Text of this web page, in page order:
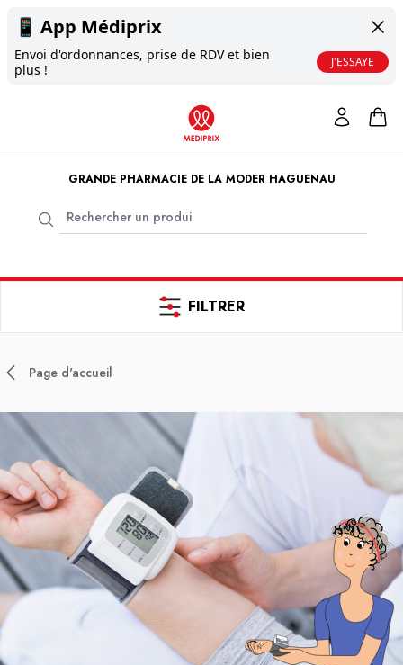
📱 App Médiprix
Envoi d'ordonnances, prise de RDV et bien
plus !
J'ESSAYE
GRANDE PHARMACIE DE LA MODER HAGUENAU
FILTRER
Page d'accueil